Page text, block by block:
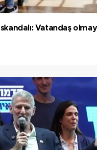
Vatandaş